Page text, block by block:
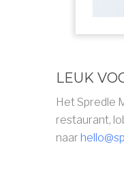
LEUK
Het Spredle
restaurant,
naar